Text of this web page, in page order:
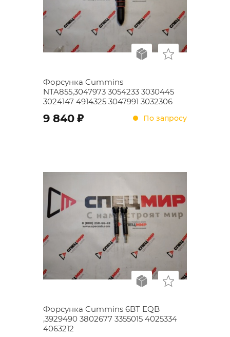
Форсунка Cummins
NTA855,3047973 3054233 3030445
3024147 4914325 3047991 3032306
9 840 ; По запросу
Форсунка Cummins 6BT EQB
,3929490 3802677 3355015 4025334
4063212